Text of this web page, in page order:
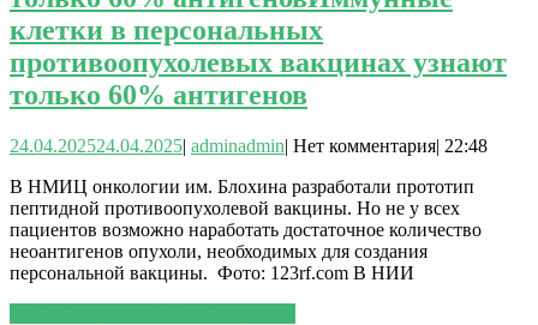
клетки в персональных
противоопухолевых вакцинах узнают
только 60% антигенов
24.04.202524.04.2025| adminadmin| Нет комментария| 22:48
В НМИЦ онкологии им. Блохина разработали прототип
пептидной противоопухолевой вакцины. Но не у всех
пациентов возможно наработать достаточное количество
неоантигенов опухоли, необходимых для создания
персональной вакцины. Фото: 123rf.com В НИИ